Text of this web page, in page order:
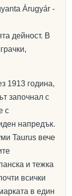
Árugyár -
дейност. В
1913 година,
започнал с
с
напредък.
Taurus вече
и тежка
всички
в един